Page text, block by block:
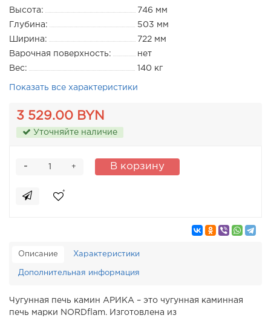
Высота:
746 мм
Глубина:
503 мм
Ширина:
722 мм
Варочная поверхность:
нет
Вес:
140 кг
Показать все характеристики
3 529.00 BYN
Уточняйте наличие
+
- В корзину
Описание Характеристики
Дополнительная информация
Чугунная печь камин АРИКА – это чугунная каминная
печь марки NORDflam. Изготовлена из